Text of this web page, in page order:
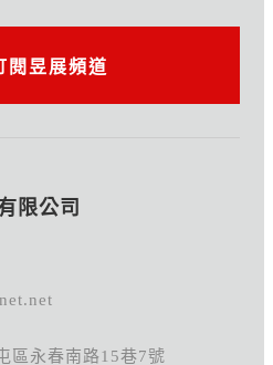
閱昱展頻道
限公司
區永春南路15巷7號